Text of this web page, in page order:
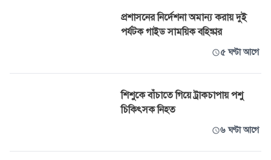
প্রশাসনের নির্দেশনা অমান্য করায় দুই
পর্যটক গাইড সাময়িক বহিষ্কার
৫ ঘণ্টা আগে
শিশুকে বাঁচাতে গিয়ে ট্রাকচাপায় পশু
চিকিৎসক নিহত
৬ ঘণ্টা আগে